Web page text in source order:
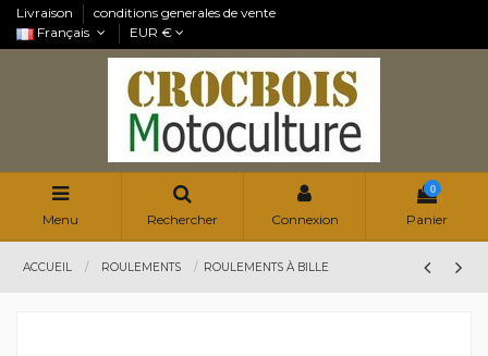
Livraison
conditions generales de vente
Français
EUR €
Menu Rechercher Connexion
0
Panier
ACCUEIL ROULEMENTS ROULEMENTS À BILLE